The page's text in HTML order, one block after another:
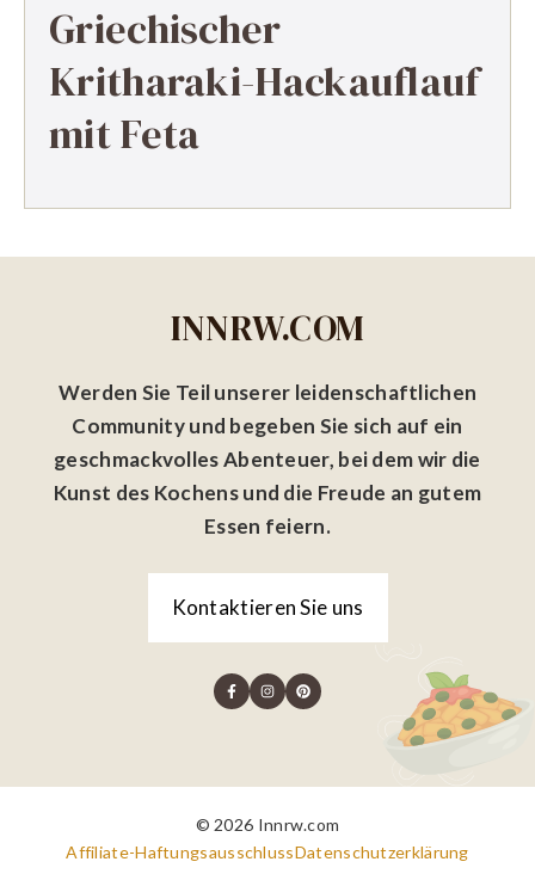
Griechischer
Kritharaki-Hackauflauf
mit Feta
INNRW.COM
Werden Sie Teil unserer leidenschaftlichen
Community und begeben Sie sich auf ein
geschmackvolles Abenteuer, bei dem wir die
Kunst des Kochens und die Freude an gutem
Essen feiern.
Kontaktieren Sie uns
© 2026 Innrw.com
Affiliate-HaftungsausschlussDatenschutzerklärung